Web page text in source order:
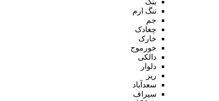
تنگ ارم
جم
چغادک
خارک
خورموج
دالکی
دلوار
ریز
سعدآباد
سیراف